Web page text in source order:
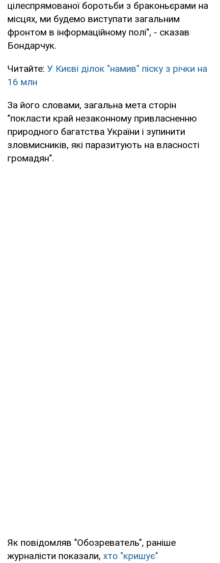
цілеспрямованої боротьби з браконьєрами на
місцях, ми будемо виступати загальним
фронтом в інформаційному полі", - сказав
Бондарчук.
Читайте: У Києві ділок "намив" піску з річки на
16 млн
За його словами, загальна мета сторін
"покласти край незаконному привласненню
природного багатства України і зупинити
зловмисників, які паразитують на власності
громадян".
Як повідомляв "Обозреватель", раніше
журналісти показали, хто "кришує"